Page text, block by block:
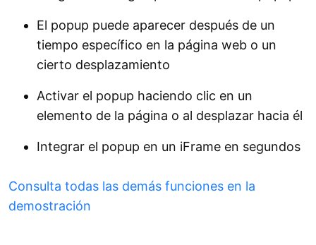
El popup puede aparecer después de un
tiempo específico en la página web o un
cierto desplazamiento
Activar el popup haciendo clic en un
elemento de la página o al desplazar hacia él
Integrar el popup en un iFrame en segundos
Consulta todas las demás funciones en la
demostración